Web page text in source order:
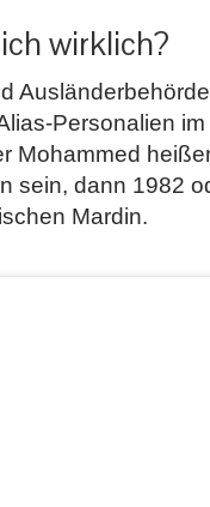
wirklich?
Personalien
Mohammed
sein, dann 1982
Mardin.